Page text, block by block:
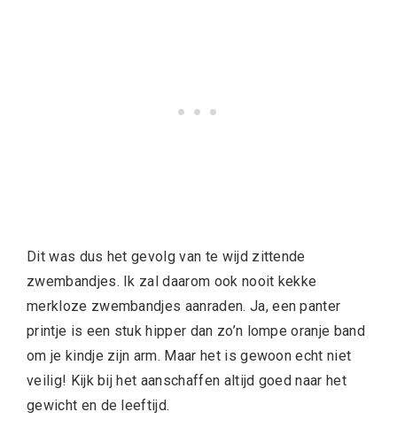
Dit was dus het gevolg van te wijd zittende
zwembandjes. Ik zal daarom ook nooit kekke
merkloze zwembandjes aanraden. Ja, een panter
printje is een stuk hipper dan zo’n lompe oranje band
om je kindje zijn arm. Maar het is gewoon echt niet
veilig! Kijk bij het aanschaffen altijd goed naar het
gewicht en de leeftijd.